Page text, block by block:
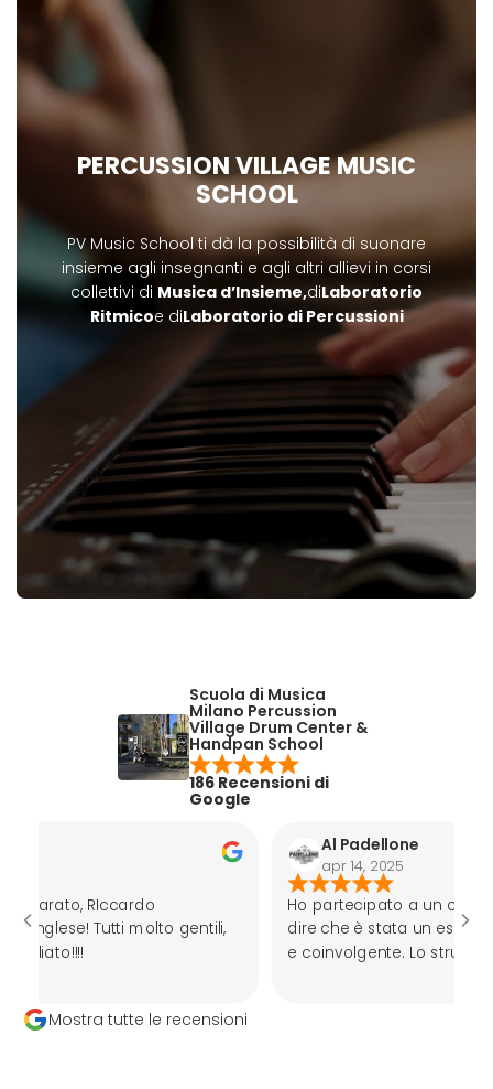
PERCUSSION VILLAGE MUSIC
SCHOOL
PV Music School ti dà la possibilità di suonare
insieme agli insegnanti e agli altri allievi in corsi
collettivi di Musica d’Insieme,diLaboratorio
Ritmicoe diLaboratorio di Percussioni
Scuola di Musica
Milano Percussion
Village Drum Center &
Handpan School
186 Recensioni di
Google
RIccardo
Tutti molto gentili,
Al Padellone
apr 14, 2025
Ho partecipato a un corso di
dire che è stata un esperienza
e coinvolgente. Lo strumento in sé
preparato,appassionato e paziente.
Mostra tutte le recensioni